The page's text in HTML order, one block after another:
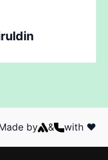
by & with ❤️